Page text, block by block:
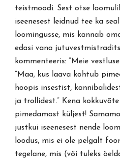
teistmoodi. Sest otse
iseenesest leidnud tee ka
loomingusse, mis kannab
edasi vana
kommenteeris: “Meie
“Maa, kus laava kohtub
hoopis insestist,
ja trollidest.” Kena
pimedamast küljest!
justkui iseenesest nende
loodus, mis ei ole pelgalt
tegelane, mis (või tuleks